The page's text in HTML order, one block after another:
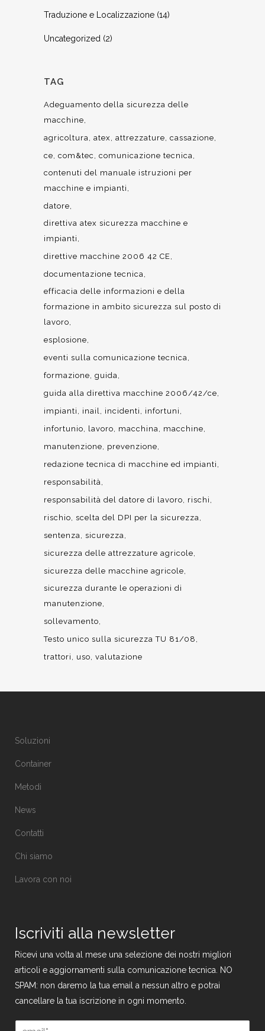
Traduzione e Localizzazione (14)
Uncategorized (2)
TAG
Adeguamento della sicurezza delle
macchine
agricoltura atex attrezzature cassazione
ce com&tec
comunicazione tecnica
contenuti del manuale istruzioni per
macchine e impianti
datore
direttiva atex sicurezza macchine e
impianti
direttive macchine 2006 42 CE
documentazione tecnica
efficacia delle informazioni e della
formazione in ambito sicurezza sul posto di
lavoro
esplosione
eventi sulla comunicazione tecnica
formazione guida
guida alla direttiva macchine 2006/42/ce
impianti
inail incidenti
infortuni
infortunio
lavoro macchina
macchine
manutenzione
prevenzione
redazione tecnica di macchine ed impianti
responsabilità
responsabilità del datore di lavoro
rischi
rischio scelta del DPI per la sicurezza
sentenza sicurezza
sicurezza delle attrezzature agricole
sicurezza delle macchine agricole
sicurezza durante le operazioni di
manutenzione
sollevamento
Testo unico sulla sicurezza TU 81/08
trattori
uso valutazione
Soluzioni
Container
Metodi
News
Contatti
Chi siamo
Lavora con noi
Iscriviti alla newsletter
Ricevi una volta al mese una selezione dei nostri migliori
articoli e aggiornamenti sulla comunicazione tecnica. NO
SPAM: non daremo la tua email a nessun altro e potrai
cancellare la tua iscrizione in ogni momento.
*